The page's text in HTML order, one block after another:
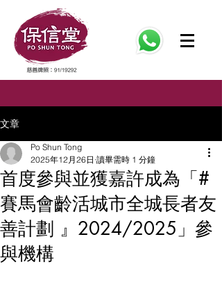
文章
首度參與並獲嘉許成為「#
賽馬會齡活城市全城長者友
善計劃 』2024/2025」參
與機構
Po Shun Tong
2025年12月26日 讀畢需時 1 分鐘